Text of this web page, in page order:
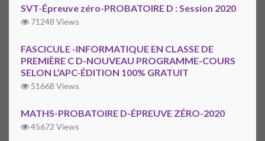
SVT-Épreuve zéro-PROBATOIRE D : Session 2020
71248 Views
FASCICULE -INFORMATIQUE EN CLASSE DE
PREMIÈRE C D-NOUVEAU PROGRAMME-COURS
SELON L’APC-ÉDITION 100% GRATUIT
51668 Views
MATHS-PROBATOIRE D-ÉPREUVE ZÉRO-2020
45672 Views